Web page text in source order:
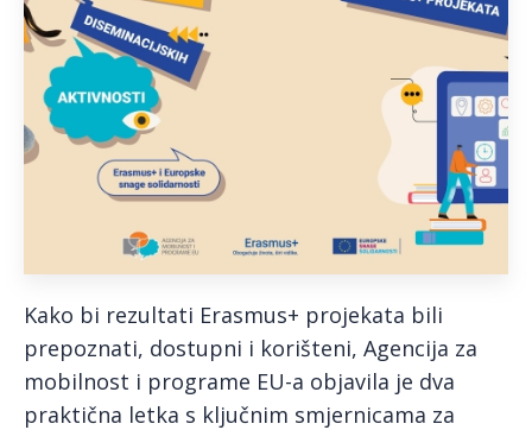
Kako bi rezultati Erasmus+ projekata bili
prepoznati, dostupni i korišteni, Agencija za
mobilnost i programe EU-a objavila je dva
praktična letka s ključnim smjernicama za